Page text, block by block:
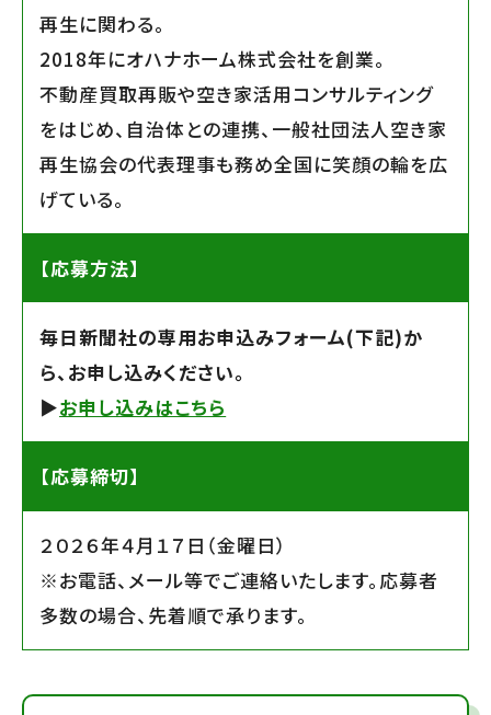
再生に関わる。
2018年にオハナホーム株式会社を創業。
不動産買取再販や空き家活用コンサルティング
をはじめ、自治体との連携、一般社団法人空き家
再生協会の代表理事も務め全国に笑顔の輪を広
げている。
【応募方法】
毎日新聞社の専用お申込みフォーム(下記)か
ら、お申し込みください。
▶︎お申し込みはこちら
【応募締切】
２０２６年４月１７日（金曜日）
※お電話、メール等でご連絡いたします。応募者
多数の場合、先着順で承ります。